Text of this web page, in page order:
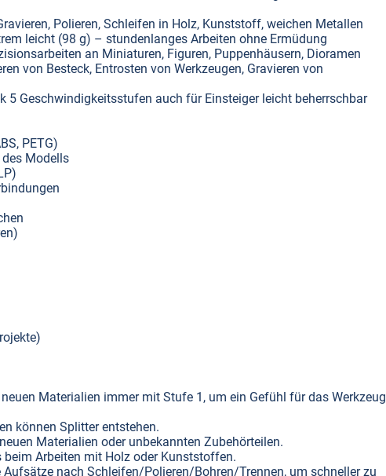
Polieren, Schleifen in Holz, Kunststoff, weichen Metallen
leicht (98 g) – stundenlanges Arbeiten ohne Ermüdung
an Miniaturen, Figuren, Puppenhäusern, Dioramen
von Besteck, Entrosten von Werkzeugen, Gravieren von
5 Geschwindigkeitsstufen auch für Einsteiger leicht beherrschbar
PETG)
Modells
Materialien immer mit Stufe 1, um ein Gefühl für das Werkzeug
können Splitter entstehen.
Materialien oder unbekannten Zubehörteilen.
Arbeiten mit Holz oder Kunststoffen.
nach Schleifen/Polieren/Bohren/Trennen, um schneller zu